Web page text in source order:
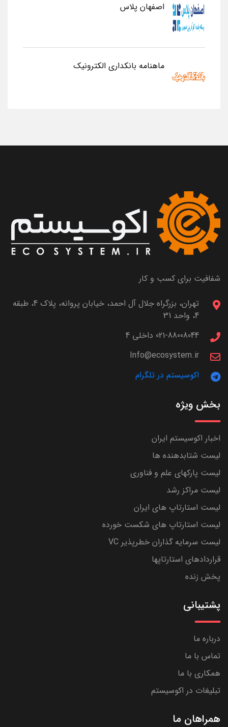
اصفهان پلاس
ماهنامه بانکداری الکترونیک
شفافیت برای کسب و کار
تهران، بزرگراه جلال آل احمد، خیابان پروانه، پلاک 4، طبقه
4، واحد 31
021-88008044 داخلی 4
Info@ecosystem.ir
اکوسیستم در تلگرام
بخش ویژه
اخبار اکوسیستم ایران
لیست شتابدهنده ها
لیست پارکهای علم و فناوری
لیست مراکز رشد
لیست استارتاپ های ایران
لیست استارتاپ های شکست خورده
لیست سرمایه گذاران خطرپذیر VC
قراردادهای استارتاپها
پخش زنده
پشتیبانی
درباره ما
تماس با ما
همکاری با ما
تبلیغات در اکوسیستم
همراهان ما